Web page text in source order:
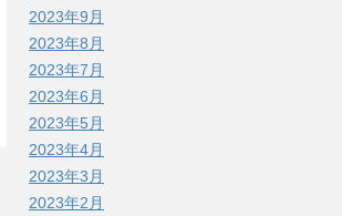
2023年9月
2023年8月
2023年7月
2023年6月
2023年5月
2023年4月
2023年3月
2023年2月